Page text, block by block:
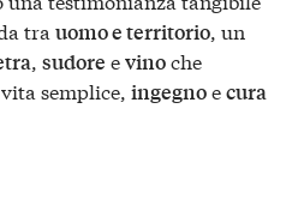
tra uomo e territorio, un
, sudore evinoche
semplice, ingegnoecura